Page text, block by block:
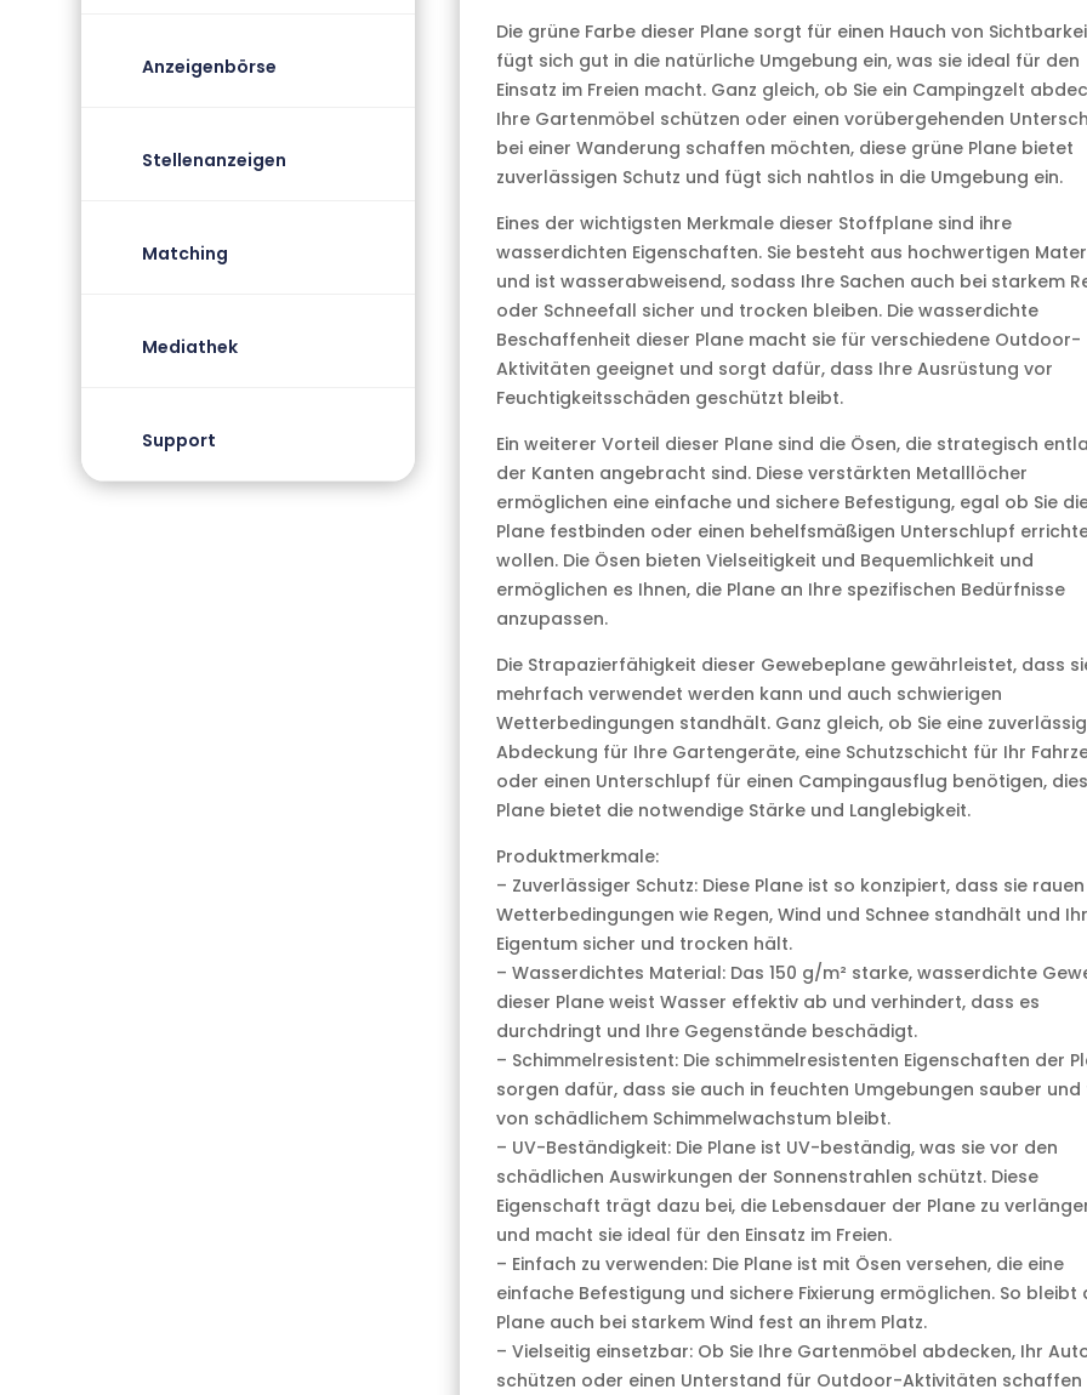
Anzeigenbörse
Stellenanzeigen
Matching
Mediathek
Support
Die grüne Farbe dieser Plane sorgt für einen Hauch von
fügt sich gut in die natürliche Umgebung ein, was sie ideal für den
Einsatz im Freien macht. Ganz gleich, ob Sie ein Campingzelt
Ihre Gartenmöbel schützen oder einen vorübergehenden
bei einer Wanderung schaffen möchten, diese grüne Plane bietet
zuverlässigen Schutz und fügt sich nahtlos in die Umgebung ein.
Eines der wichtigsten Merkmale dieser Stoffplane sind ihre
wasserdichten Eigenschaften. Sie besteht aus hochwertigen
und ist wasserabweisend, sodass Ihre Sachen auch bei starkem
oder Schneefall sicher und trocken bleiben. Die wasserdichte
Beschaffenheit dieser Plane macht sie für verschiedene Outdoor-
Aktivitäten geeignet und sorgt dafür, dass Ihre Ausrüstung vor
Feuchtigkeitsschäden geschützt bleibt.
Ein weiterer Vorteil dieser Plane sind die Ösen, die strategisch
der Kanten angebracht sind. Diese verstärkten Metalllöcher
ermöglichen eine einfache und sichere Befestigung, egal ob Sie
Plane festbinden oder einen behelfsmäßigen Unterschlupf
wollen. Die Ösen bieten Vielseitigkeit und Bequemlichkeit und
ermöglichen es Ihnen, die Plane an Ihre spezifischen Bedürfnisse
anzupassen.
Die Strapazierfähigkeit dieser Gewebeplane gewährleistet, dass
mehrfach verwendet werden kann und auch schwierigen
Wetterbedingungen standhält. Ganz gleich, ob Sie eine
Abdeckung für Ihre Gartengeräte, eine Schutzschicht für Ihr
oder einen Unterschlupf für einen Campingausflug benötigen,
Plane bietet die notwendige Stärke und Langlebigkeit.
Produktmerkmale:
– Zuverlässiger Schutz: Diese Plane ist so konzipiert, dass sie rauen
Wetterbedingungen wie Regen, Wind und Schnee standhält und Ihr
Eigentum sicher und trocken hält.
– Wasserdichtes Material: Das 150 g/m² starke, wasserdichte
dieser Plane weist Wasser effektiv ab und verhindert, dass es
durchdringt und Ihre Gegenstände beschädigt.
– Schimmelresistent: Die schimmelresistenten Eigenschaften der
sorgen dafür, dass sie auch in feuchten Umgebungen sauber und
von schädlichem Schimmelwachstum bleibt.
– UV-Beständigkeit: Die Plane ist UV-beständig, was sie vor den
schädlichen Auswirkungen der Sonnenstrahlen schützt. Diese
Eigenschaft trägt dazu bei, die Lebensdauer der Plane zu
und macht sie ideal für den Einsatz im Freien.
– Einfach zu verwenden: Die Plane ist mit Ösen versehen, die eine
einfache Befestigung und sichere Fixierung ermöglichen. So bleibt
Plane auch bei starkem Wind fest an ihrem Platz.
– Vielseitig einsetzbar: Ob Sie Ihre Gartenmöbel abdecken, Ihr
schützen oder einen Unterstand für Outdoor-Aktivitäten schaffen